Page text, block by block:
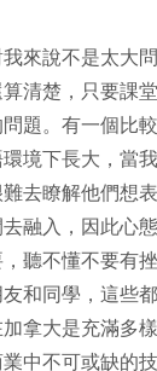
來說不是太大
清楚，只要課
題。有一個比
境下長大，當
去瞭解他們想
融入，因此心
聽不懂不要有
和同學，這些
拿大是充滿多
中不可或缺的技